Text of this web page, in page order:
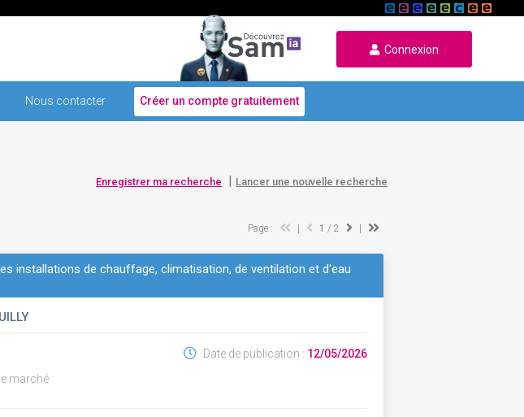
Connexion
Nous contacter Créer un compte gratuitement
Enregistrer ma recherche | Lancer une nouvelle recherche
Page : 1 / 2
installations de chauffage, climatisation, de ventilation et d'eau
marché
Date de publication : 12/05/2026